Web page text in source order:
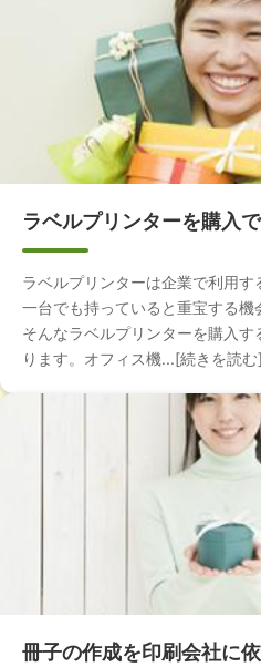
ラベルプリンターを購入
ラベルプリンターは企業で利用す
一台でも持っていると重宝する機
そんなラベルプリンターを購入
ります。オフィス機...[続きを読む]
冊子の作成を印刷会社に